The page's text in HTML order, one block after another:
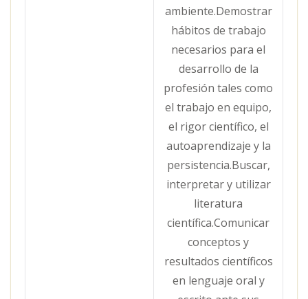
ambiente.Demostrar
hábitos de trabajo
necesarios para el
desarrollo de la
profesión tales como
el trabajo en equipo,
el rigor científico, el
autoaprendizaje y la
persistencia.Buscar,
interpretar y utilizar
literatura
científica.Comunicar
conceptos y
resultados científicos
en lenguaje oral y